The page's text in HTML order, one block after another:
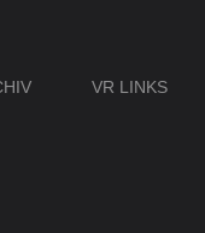
VR LINKS